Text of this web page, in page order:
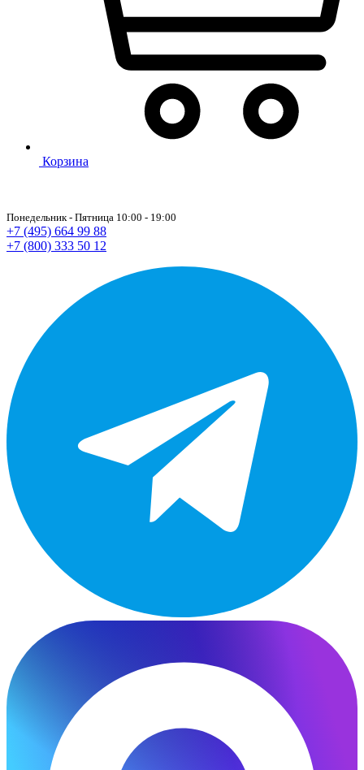
Корзина
Понедельник - Пятница 10:00 - 19:00
+7 (495) 664 99 88
+7 (800) 333 50 12